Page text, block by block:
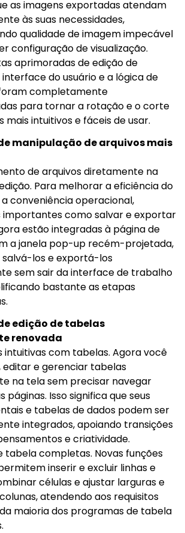
as imagens exportadas atendam
às suas necessidades,
qualidade de imagem impecável
configuração de visualização.
aprimoradas de edição de
interface do usuário e a lógica de
completamente
para tornar a rotação e o corte
mais intuitivos e fáceis de usar.
manipulação de arquivos mais
de arquivos diretamente na
Para melhorar a eficiência do
conveniência operacional,
importantes como salvar e exportar
estão integradas à página de
a janela pop-up recém-projetada,
los e exportá-los
sem sair da interface de trabalho
bastante as etapas
edição de tabelas
renovada
intuitivas com tabelas. Agora você
editar e gerenciar tabelas
na tela sem precisar navegar
páginas. Isso significa que seus
e tabelas de dados podem ser
integrados, apoiando transições
e criatividade.
tabela completas. Novas funções
inserir e excluir linhas e
células e ajustar larguras e
atendendo aos requisitos
maioria dos programas de tabela